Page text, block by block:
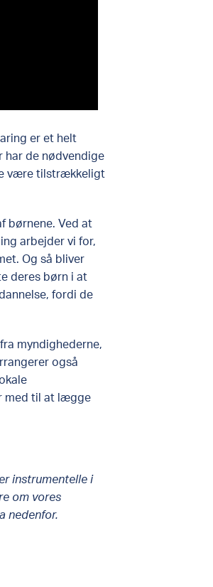
er et helt
har de nødvendige
være tilstrækkeligt
børnene. Ved at
arbejder vi for,
Og så bliver
deres børn i at
fordi de
myndighederne,
også
med til at lægge
instrumentelle i
om vores
nedenfor.